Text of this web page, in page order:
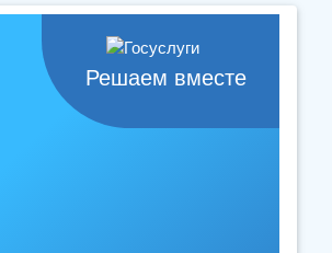
Решаем вместе